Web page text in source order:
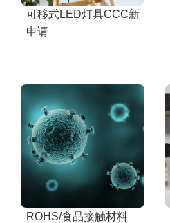
可移式LED灯具CCC新
申请
ROHS/食品接触材料